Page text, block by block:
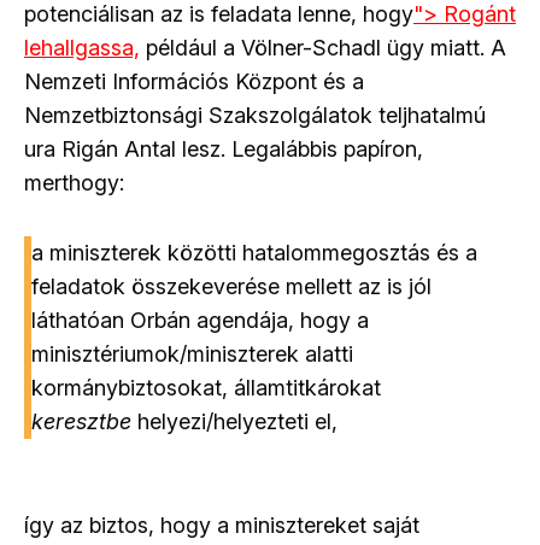
potenciálisan az is feladata lenne, hogy"> Rogánt
lehallgassa, például a Völner-Schadl ügy miatt. A
Nemzeti Információs Központ és a
Nemzetbiztonsági Szakszolgálatok teljhatalmú
ura Rigán Antal lesz. Legalábbis papíron,
merthogy:
a miniszterek közötti hatalommegosztás és a
feladatok összekeverése mellett az is jól
láthatóan Orbán agendája, hogy a
minisztériumok/miniszterek alatti
kormánybiztosokat, államtitkárokat
keresztbe helyezi/helyezteti el,
így az biztos, hogy a minisztereket saját